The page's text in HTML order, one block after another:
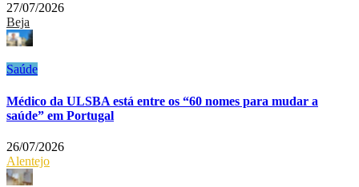
27/07/2026
Beja
Saúde
Médico da ULSBA está entre os “60 nomes para mudar a
saúde” em Portugal
26/07/2026
Alentejo